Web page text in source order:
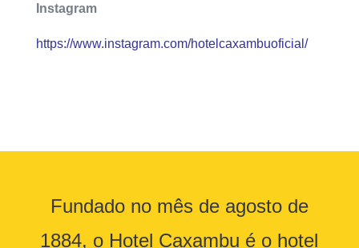
Instagram
https://www.instagram.com/hotelcaxambuoficial/
Fundado no mês de agosto de
1884, o Hotel Caxambu é o hotel